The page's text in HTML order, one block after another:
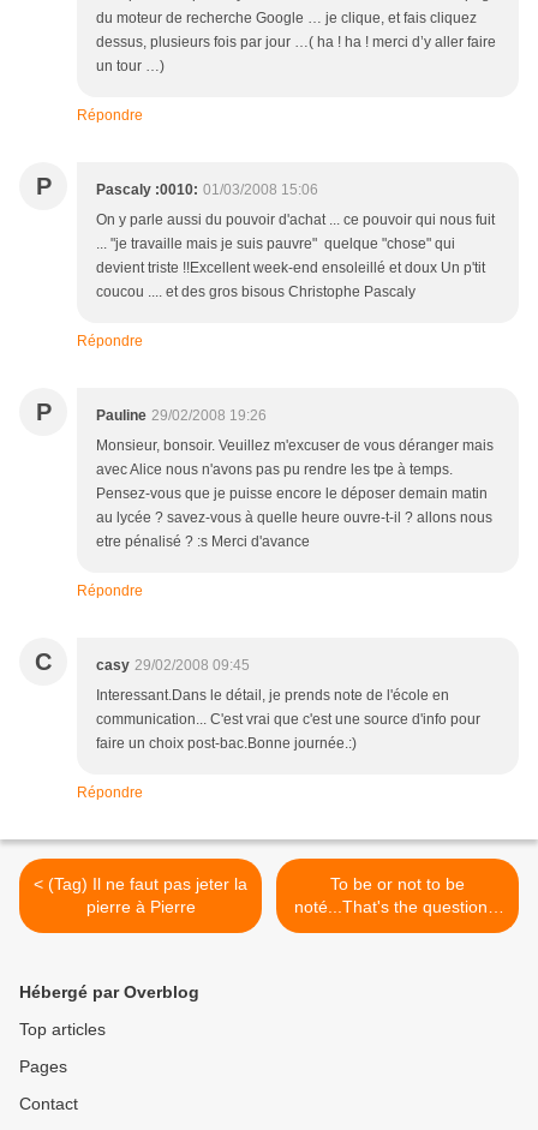
du moteur de recherche Google … je clique, et fais cliquez
dessus, plusieurs fois par jour …( ha ! ha ! merci d’y aller faire
un tour …)
Répondre
P Pascaly :0010: 01/03/2008 15:06
On y parle aussi du pouvoir d'achat ... ce pouvoir qui nous fuit
... "je travaille mais je suis pauvre" quelque "chose" qui
devient triste !!Excellent week-end ensoleillé et doux Un p'tit
coucou .... et des gros bisous Christophe Pascaly
Répondre
P Pauline 29/02/2008 19:26
Monsieur, bonsoir. Veuillez m'excuser de vous déranger mais
avec Alice nous n'avons pas pu rendre les tpe à temps.
Pensez-vous que je puisse encore le déposer demain matin
au lycée ? savez-vous à quelle heure ouvre-t-il ? allons nous
etre pénalisé ? :s Merci d'avance
Répondre
C casy 29/02/2008 09:45
Interessant.Dans le détail, je prends note de l'école en
communication... C'est vrai que c'est une source d'info pour
faire un choix post-bac.Bonne journée.:)
Répondre
< (Tag) Il ne faut pas jeter la
pierre à Pierre
To be or not to be
noté...That's the question...
>
Hébergé par Overblog
Top articles
Pages
Contact